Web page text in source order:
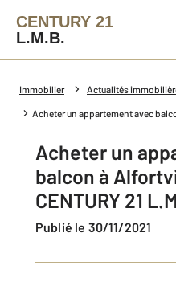
CENTURY 21
L.M.B.
Immobilier Actualités
Acheter un appartement avec
Acheter un
balcon à
CENTURY 21
Publié le 30/11/2021